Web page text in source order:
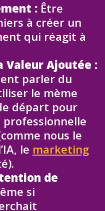
: Être
à créer un
qui réagit à
Valeur Ajoutée :
parler du
le mème
départ pour
professionnelle
nous le
le marketing
de
si